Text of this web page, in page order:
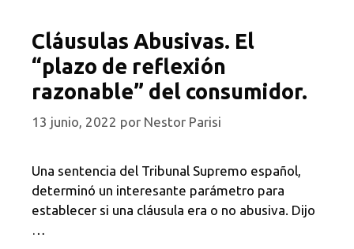
Cláusulas Abusivas. El
“plazo de reflexión
razonable” del consumidor.
13 junio, 2022 por Nestor Parisi
Una sentencia del Tribunal Supremo español,
determinó un interesante parámetro para
establecer si una cláusula era o no abusiva. Dijo
…